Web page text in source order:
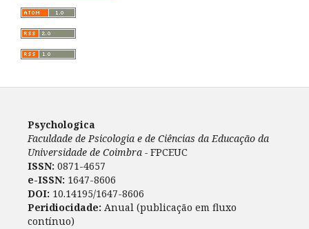
Psychologica
Faculdade de Psicologia e de Ciências da Educação da
Universidade de Coimbra - FPCEUC
ISSN: 0871-4657
e-ISSN: 1647-8606
DOI: 10.14195/1647-8606
Peridiocidade: Anual (publicação em fluxo
contínuo)